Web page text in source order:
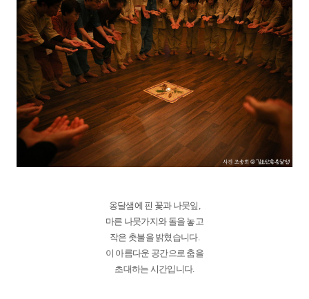
옹달샘에 핀 꽃과 나뭇잎,
마른 나뭇가지와 돌을 놓고
작은 촛불을 밝혔습니다.
이 아름다운 공간으로 춤을
초대하는 시간입니다.